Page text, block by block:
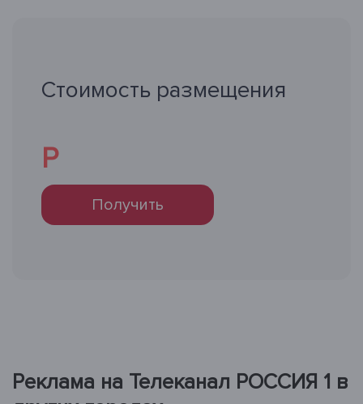
Стоимость размещения
Р
Получить
Реклама на Телеканал РОССИЯ 1 в